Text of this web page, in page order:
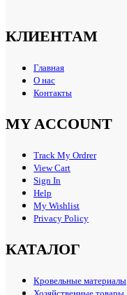
КЛИЕНТАМ
Главная
О нас
Контакты
MY ACCOUNT
Track My Ordrer
View Cart
Sign In
Help
My Wishlist
Privacy Policy
КАТАЛОГ
Кровельные материалы